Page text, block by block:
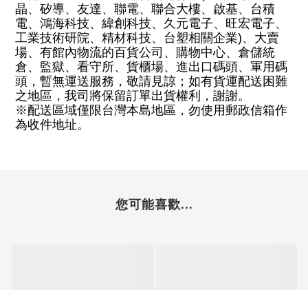
晶、矽導、友達、聯電、聯合大樓、啟基、台積
電、鴻海科技、緯創科技、久元電子、旺宏電子、
工業技術研院、精材科技、台塑相關企業)、大賣
場、有館內物流的百貨公司、購物中心、倉儲統
倉、監獄、看守所、貨櫃場、進出口碼頭、軍用碼
頭，暫無運送服務，敬請見諒；如有貨運配送困難
之地區，我司將保留訂單出貨權利，謝謝。
※配送區域僅限台灣本島地區，勿使用郵政信箱作
為收件地址。
您可能喜歡...